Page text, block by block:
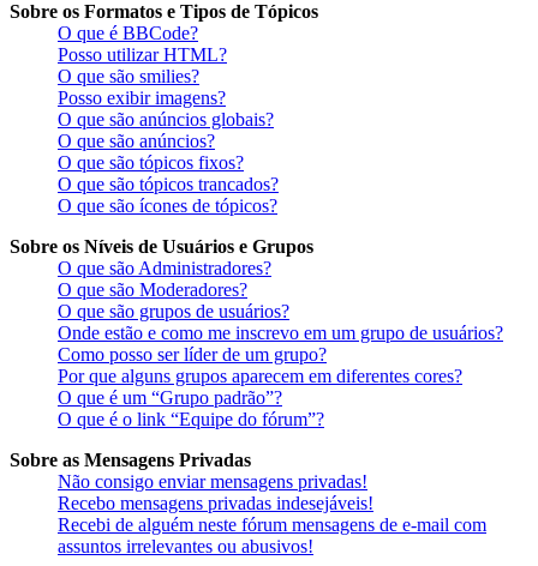
Sobre os Formatos e Tipos de Tópicos
O que é BBCode?
Posso utilizar HTML?
O que são smilies?
Posso exibir imagens?
O que são anúncios globais?
O que são anúncios?
O que são tópicos fixos?
O que são tópicos trancados?
O que são ícones de tópicos?
Sobre os Níveis de Usuários e Grupos
O que são Administradores?
O que são Moderadores?
O que são grupos de usuários?
Onde estão e como me inscrevo em um grupo de usuários?
Como posso ser líder de um grupo?
Por que alguns grupos aparecem em diferentes cores?
O que é um “Grupo padrão”?
O que é o link “Equipe do fórum”?
Sobre as Mensagens Privadas
Não consigo enviar mensagens privadas!
Recebo mensagens privadas indesejáveis!
Recebi de alguém neste fórum mensagens de e-mail com
assuntos irrelevantes ou abusivos!